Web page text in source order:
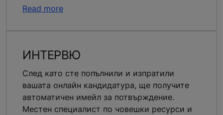
Read more
ИНТЕРВЮ
След като сте попълнили и изпратили
вашата онлайн кандидатура, ще получите
автоматичен имейл за потвърждение.
Местен специалист по човешки ресурси и